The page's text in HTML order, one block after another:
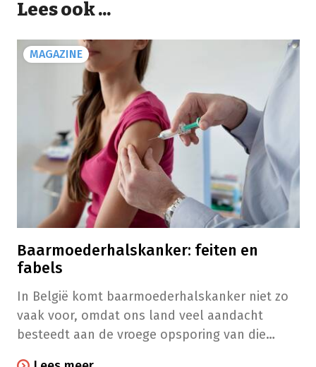
Lees ook ...
MAGAZINE
Baarmoederhalskanker: feiten en
fabels
In België komt baarmoederhalskanker niet zo
vaak voor, omdat ons land veel aandacht
besteedt aan de vroege opsporing van die